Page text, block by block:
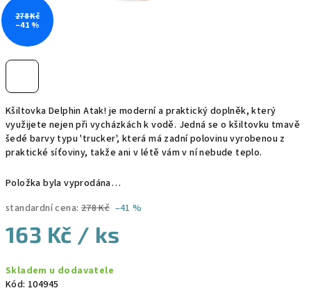
Kšiltovka Delphin Atak! je moderní a praktický doplněk, který
využijete nejen při vycházkách k vodě. Jedná se o kšiltovku tmavě
šedé barvy typu 'trucker', která má zadní polovinu vyrobenou z
praktické síťoviny, takže ani v létě vám v ní nebude teplo.
Položka byla vyprodána…
standardní cena: 278 Kč –41 %
163 Kč / ks
cena:
Skladem u dodavatele
Kód: 104945
278 Kč
–41 %